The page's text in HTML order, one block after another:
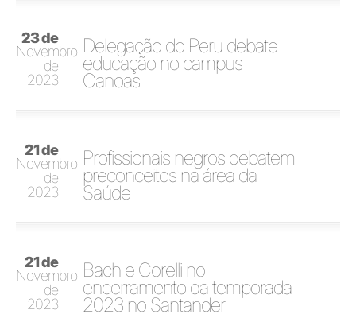
23 de
Novembro
de
2023
Delegação do Peru debate
educação no campus
Canoas
21 de
Novembro
de
2023
Profissionais negros debatem
preconceitos na área da
Saúde
21 de
Novembro
de
2023
Bach e Corelli no
encerramento da temporada
2023 no Santander